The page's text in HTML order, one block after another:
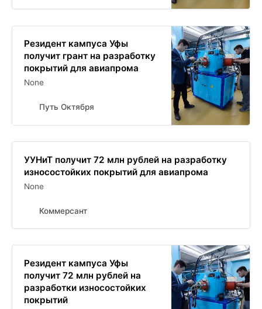
Резидент кампуса Уфы
получит грант на разработку
покрытий для авиапрома
None
Путь Октября
УУНиТ получит 72 млн рублей на разработку
износостойких покрытий для авиапрома
None
Коммерсант
Резидент кампуса Уфы
получит 72 млн рублей на
разработки износостойких
покрытий